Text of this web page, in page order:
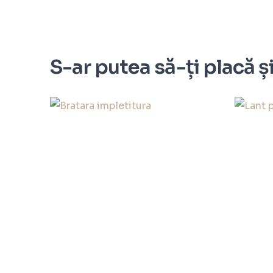
S-ar putea să-ți placă